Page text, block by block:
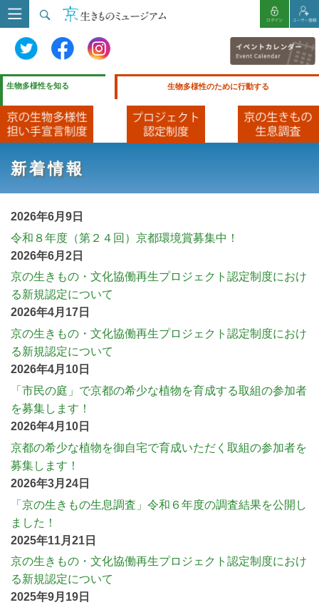
生物多様性を知る 生物多様性のために行動する
新着情報
2026年6月9日
令和８年度（第２４回）京都環境賞募集中！
2026年6月2日
京の生きもの・文化協働再生プロジェクト認定制度におけ
る新規認定について
2026年4月17日
京の生きもの・文化協働再生プロジェクト認定制度におけ
る新規認定について
2026年4月10日
「市民の庭」で京都の希少な植物を育成する取組の参加者
を募集します！
2026年4月10日
京都の希少な植物を御自宅で育成いただく取組の参加者を
募集します！
2026年3月24日
「京の生きもの生息調査」令和６年度の調査結果を公開し
ました！
2025年11月21日
京の生きもの・文化協働再生プロジェクト認定制度におけ
る新規認定について
2025年9月19日